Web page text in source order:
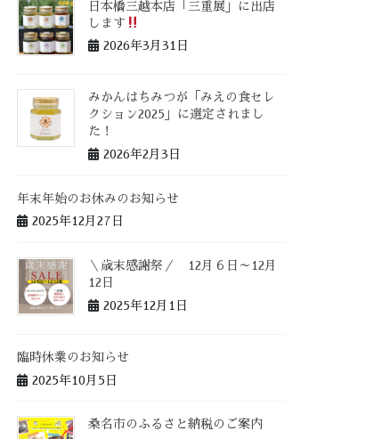
日本橋三越本店「三重展」に出店
します
2026年3月31日
みかんはちみつが「みえの食セレ
クション2025」に選定されまし
た！
2026年2月3日
年末年始のお休みのお知らせ
2025年12月27日
＼歳末感謝祭／ 12月６日～12月
12日
2025年12月1日
臨時休業のお知らせ
2025年10月5日
桑名市のふるさと納税のご案内